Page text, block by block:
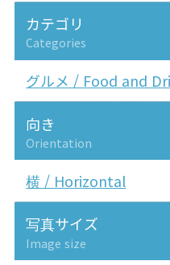
カテゴリ
Categories
グルメ / Food and
向き
Orientation
横 / Horizontal
写真サイズ
Image size